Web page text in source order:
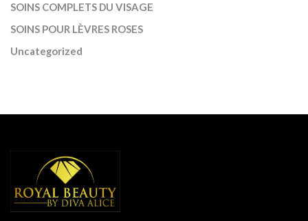
SOINS COMPLETS DU VISAGE
SOINS POUR LÈVRES ROSES
Uncategorized